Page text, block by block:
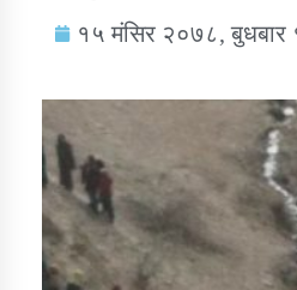
डिभिजन कार्यालय
१५ मंसिर २०७८, बुधबार